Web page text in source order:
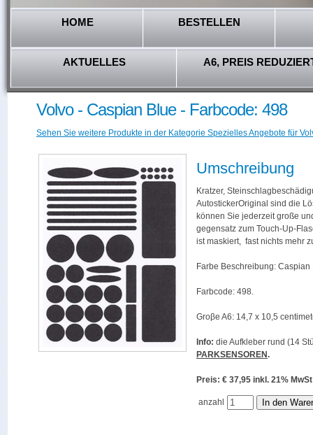
HOME BESTELLEN
AKTUELLES A6, PREIS
Volvo - Caspian Blue - Farbcode: 498
Sehen Sie weitere Produkte in der Kategorie Spezielles Angebote für
Umschreibung
Kratzer,
AutostickerOriginal sind die
können Sie jederzeit große
gegensatz zum Touch-Up-
ist maskiert, fast nichts mehr
Farbe Beschreibung: Caspian
Farbcode: 498.
Groβe A6: 14,7 x 10,5
Info: die Aufkleber rund (14
PARKSENSOREN.
Preis: € 37,95 inkl. 21%
anzahl